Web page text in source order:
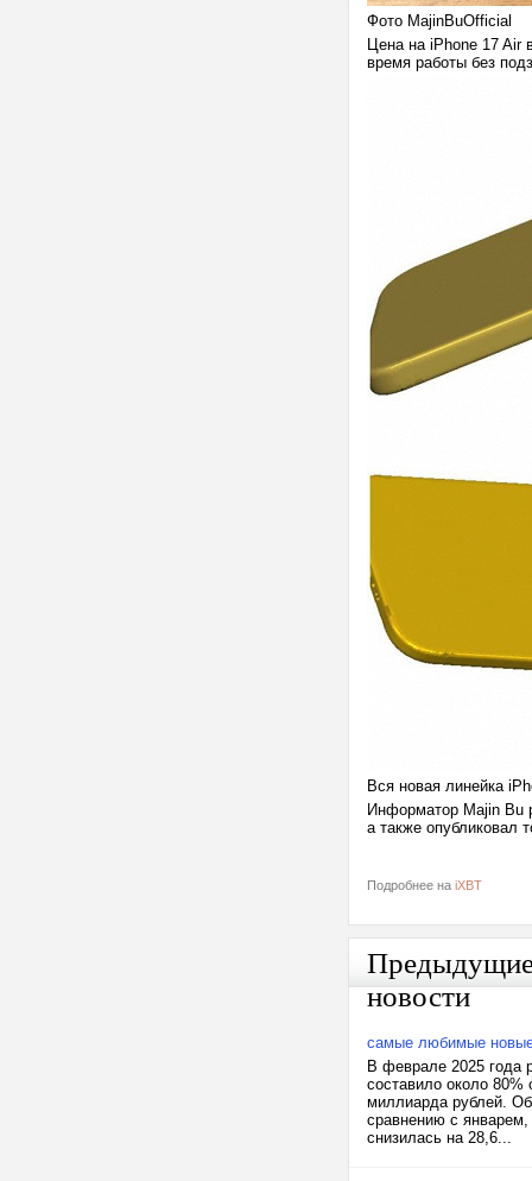
Фото MajinBuOfficial
Цена на iPhone 17 Air
время работы без
Вся новая линейка
Информатор Majin Bu
а также опубликовал
Подробнее на iXBT
новости
самые любимые
В феврале 2025 года
составило около
миллиарда рублей.
сравнению с
снизилась на 28,6...